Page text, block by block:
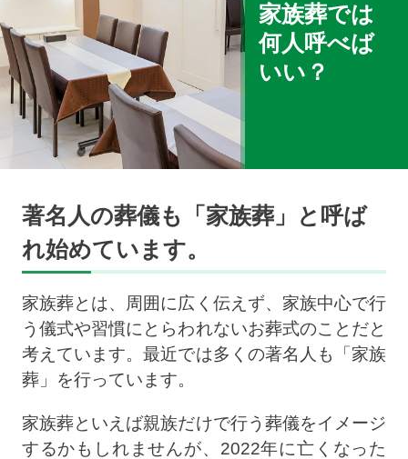
家族葬では
何人呼べば
いい？
著名人の葬儀も「家族葬」と呼ば
れ始めています。
家族葬とは、周囲に広く伝えず、家族中心で行
う儀式や習慣にとらわれないお葬式のことだと
考えています。最近では多くの著名人も「家族
葬」を行っています。
家族葬といえば親族だけで行う葬儀をイメージ
するかもしれませんが、2022年に亡くなった